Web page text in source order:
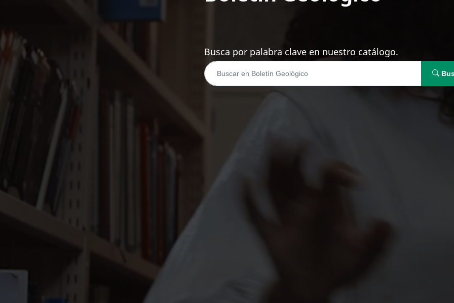
Busca por palabra clave en nuestro catálogo.